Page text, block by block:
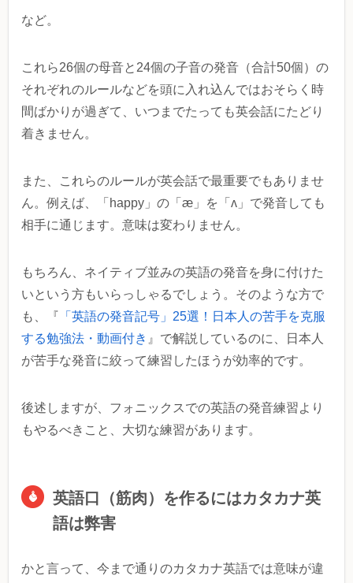
など。
これら26個の母音と24個の子音の発音（合計50個）の
それぞれのルールなどを頭に入れ込んではおそらく時
間ばかりが過ぎて、いつまでたっても英会話にたどり
着きません。
また、これらのルールが英会話で最重要でもありませ
ん。例えば、「happy」の「æ」を「ʌ」で発音しても
相手に通じます。意味は変わりません。
もちろん、ネイティブ並みの英語の発音を身に付けた
いという方もいらっしゃるでしょう。そのような方で
も、『 「英語の発音記号」25選！日本人の苦手を克服
する勉強法・動画付き 』で解説しているのに、日本人
が苦手な発音に絞って練習したほうが効率的です。
後述しますが、フォニックスでの英語の発音練習より
もやるべきこと、大切な練習があります。
英語口（筋肉）を作るにはカタカナ英
語は弊害
かと言って、今まで通りのカタカナ英語では意味が違